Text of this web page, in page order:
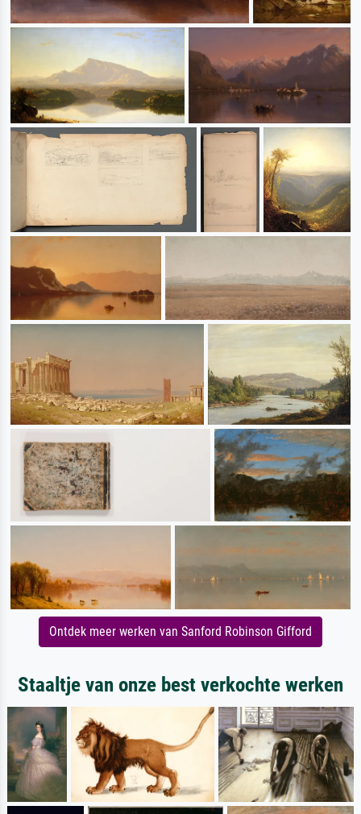
Ontdek meer werken van Sanford Robinson Gifford
Staaltje van onze best verkochte werken